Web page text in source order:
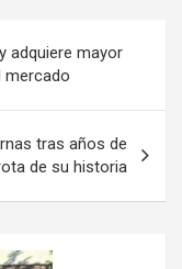
adquiere mayor
mercado
tras años de
de su historia